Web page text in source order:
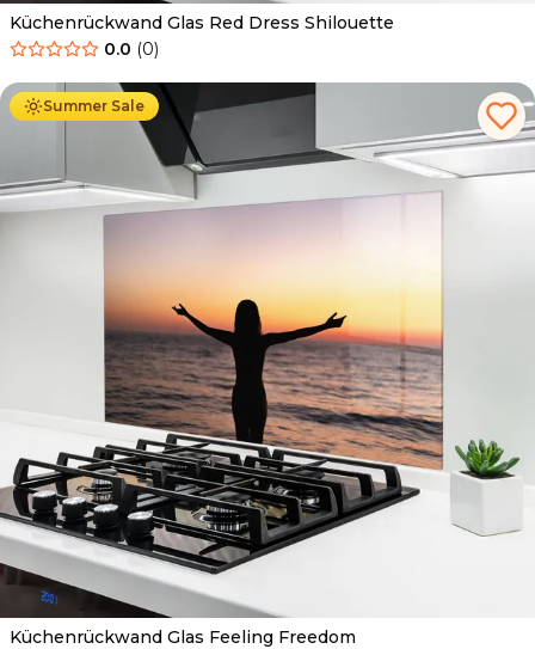
Küchenrückwand Glas Red Dress Shilouette
0.0 (0)
Summer Sale
Ab 69.90 € 34.90
Küchenrückwand Glas Feeling Freedom